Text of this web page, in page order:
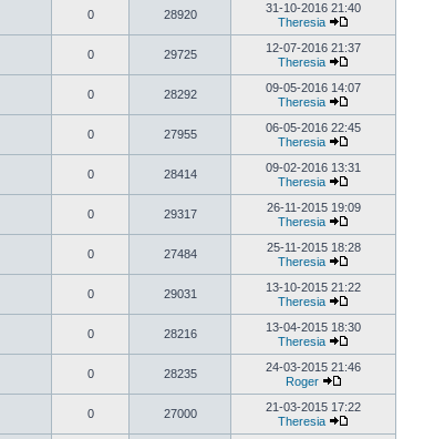
0 28920
31-10-2016 21:40
Theresia
0 29725
12-07-2016 21:37
Theresia
0 28292
09-05-2016 14:07
Theresia
0 27955
06-05-2016 22:45
Theresia
0 28414
09-02-2016 13:31
Theresia
0 29317
26-11-2015 19:09
Theresia
0 27484
25-11-2015 18:28
Theresia
0 29031
13-10-2015 21:22
Theresia
0 28216
13-04-2015 18:30
Theresia
0 28235
24-03-2015 21:46
Roger
0 27000
21-03-2015 17:22
Theresia